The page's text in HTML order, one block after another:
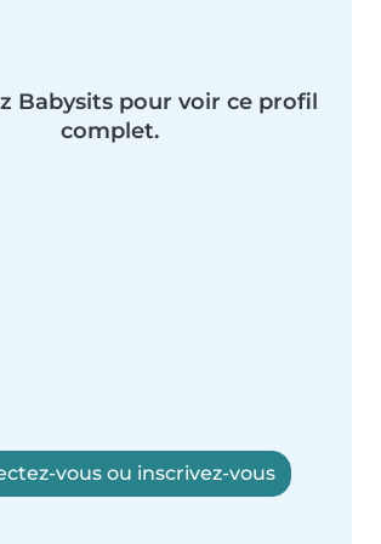
Babysits pour voir ce profil
complet.
vous ou inscrivez-vous